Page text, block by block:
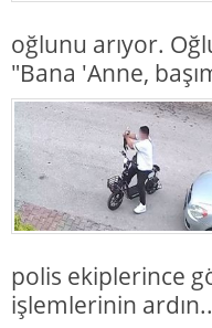
oğlunu arıyor.
"Bana 'Anne,
polis ekiplerince
işlemlerinin ardın..